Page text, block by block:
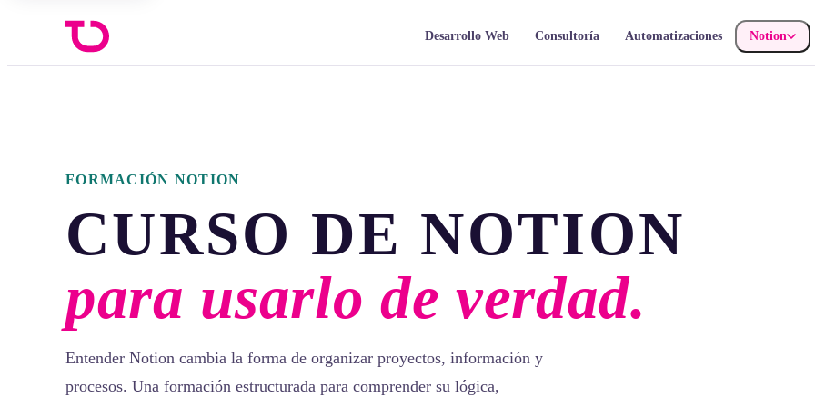
Desarrollo Web Consultoría Automatizaciones Notion
FORMACIÓN NOTION
CURSO DE NOTION
para usarlo de verdad.
Entender Notion cambia la forma de organizar proyectos, información y
procesos. Una formación estructurada para comprender su lógica,